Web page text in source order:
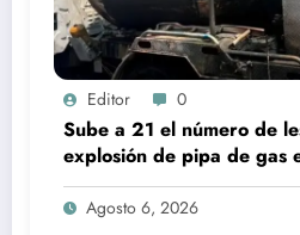
Editor 0
Sube a 21 el número de
explosión de pipa de gas
Agosto 6, 2026